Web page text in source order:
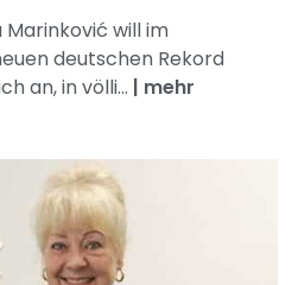
will im
deutschen Rekord
an, in völli... | mehr